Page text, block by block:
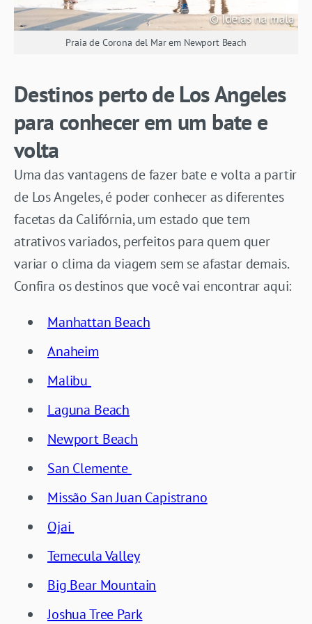
Praia de Corona del Mar em Newport Beach
Destinos perto de Los Angeles
para conhecer em um bate e
volta
Uma das vantagens de fazer bate e volta a partir
de Los Angeles, é poder conhecer as diferentes
facetas da Califórnia, um estado que tem
atrativos variados, perfeitos para quem quer
variar o clima da viagem sem se afastar demais.
Confira os destinos que você vai encontrar aqui:
Manhattan Beach
Anaheim
Malibu
Laguna Beach
Newport Beach
San Clemente
Missão San Juan Capistrano
Ojai
Temecula Valley
Big Bear Mountain
Joshua Tree Park